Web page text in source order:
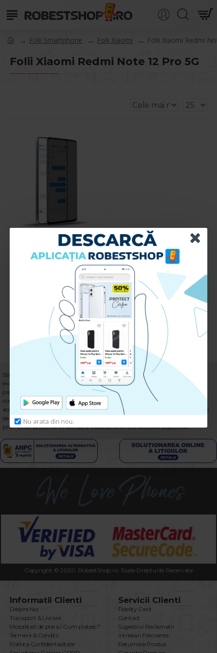
Nu arata din nou.
Folii Smartphone Folii Xiaomi Folii Xiaomi Redmi
Folii Xiaomi Redmi Note 12 Pro 5G
Folie pentru Xiaomi Redmi Note
12 Pro 5G - Privacy
99.90 lei
Ai ajuns la finalul listei.
Specificatiile tehnice au caracter informativ si nu pot fi garantate ca fiind
exacte. Toate preturile includ TVA. Facem eforturi permanente pentru a
pastra acuratetea informatiilor din aceasta pagina. Rareori acestea pot
contine inadvertente: fotografia are caracter informativ si poate contine
accesorii neincluse in pachetele standard, unele specificatii pot fi modificate
de catre producator fara preaviz sau pot contine erori de operare. Toate
promotiile prezente in site sunt valabile in limita stocului disponibil.
Copyright © 2020. RobestShop.ro. Toate Drepturile Rezervate
Informatii Clienti
Despre Noi
Transport & Livrare
Modalitati de plata / Cum platesc?
Termeni & Conditii
Politica Confidentialitate
Servicii Clienti
Fidelity Card
Contact
Sugestii si Reclamatii
Intrebari Frecvente
Returnare Produs